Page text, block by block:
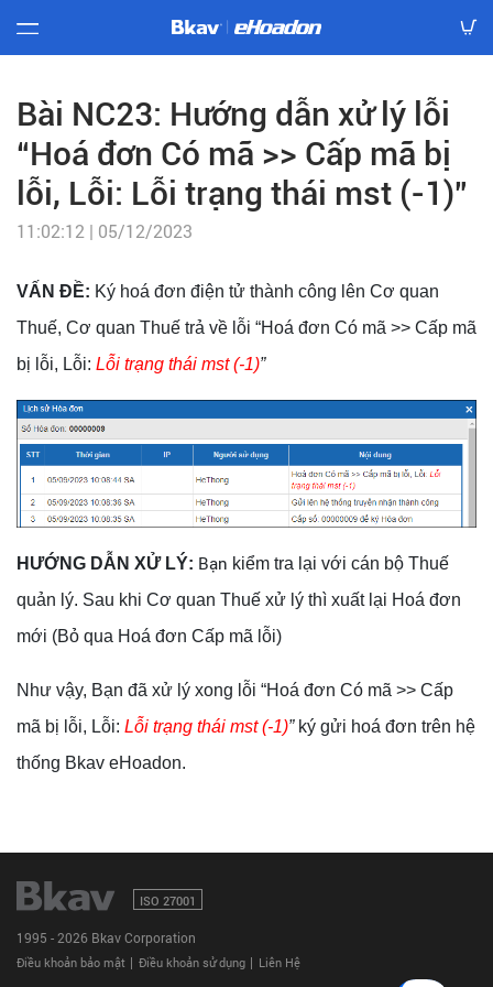
giá
Hướng
dẫn
Văn
hóa
Tải
về
Tra
cứu
hệ
Bài NC23: Hướng dẫn xử lý lỗi
“Hoá đơn Có mã >> Cấp mã bị
lỗi, Lỗi: Lỗi trạng thái mst (-1)”
11:02:12 | 05/12/2023
VẤN ĐỀ: Ký hoá đơn điện tử thành công lên Cơ quan
Thuế, Cơ quan Thuế trả về lỗi “Hoá đơn Có mã >> Cấp mã
bị lỗi, Lỗi: Lỗi trạng thái mst (-1)”
HƯỚNG DẪN XỬ LÝ: Bạn kiểm tra lại với cán bộ Thuế
quản lý. Sau khi Cơ quan Thuế xử lý thì xuất lại Hoá đơn
mới (Bỏ qua Hoá đơn Cấp mã lỗi)
Như vậy, Bạn đã xử lý xong lỗi “Hoá đơn Có mã >> Cấp
mã bị lỗi, Lỗi: Lỗi trạng thái mst (-1)” ký gửi hoá đơn trên hệ
thống Bkav eHoadon.
ISO 27001
1995 - 2026 Bkav Corporation
Điều khoản bảo mật | Điều khoản sử dụng | Liên Hệ